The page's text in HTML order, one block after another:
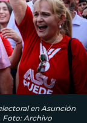
en Asunción
Foto: Archivo